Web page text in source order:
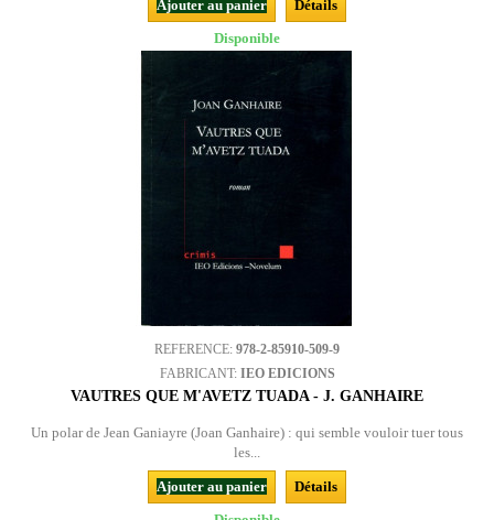
Ajouter au panier
Détails
Disponible
REFERENCE: 978-2-85910-509-9
FABRICANT: IEO EDICIONS
VAUTRES QUE M'AVETZ TUADA - J. GANHAIRE
Un polar de Jean Ganiayre (Joan Ganhaire) : qui semble vouloir tuer tous
les...
Ajouter au panier
Détails